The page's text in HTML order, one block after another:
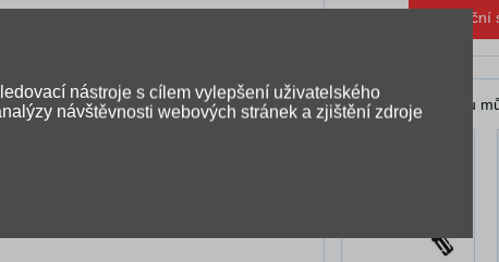
na klíče
ve víku
Vegan
Zápůjční
K Vašemu batohu
nástroje s cílem vylepšení uživatelského
návštěvnosti webových stránek a zjištění zdroje